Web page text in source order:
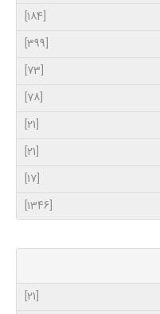
[184]
[399]
[73]
[78]
[21]
[21]
[17]
[1346]
[21]